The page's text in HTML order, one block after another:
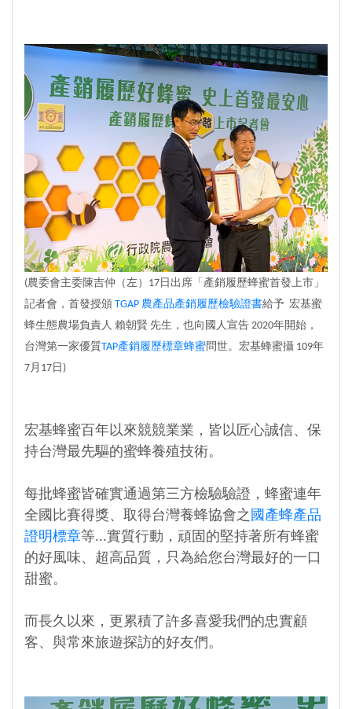
(農委會主委陳吉仲（左）17日出席「產銷履歷蜂蜜首發上市」
記者會，首發授頒 TGAP 農產品產銷履歷檢驗證書給予 宏基蜜
蜂生態農場負責人 賴朝賢 先生，也向國人宣告 2020年開始，
台灣第一家優質TAP產銷履歷標章蜂蜜問世。宏基蜂蜜攝 109年
7月17日)
宏基蜂蜜百年以來競競業業，皆以匠心誠信、保
持台灣最先驅的蜜蜂養殖技術。
每批蜂蜜皆確實通過第三方檢驗驗證，蜂蜜連年
全國比賽得獎、取得台灣養蜂協會之 國產蜂產品
證明標章等...實質行動，頑固的堅持著所有蜂蜜
的好風味、超高品質，只為給您台灣最好的一口
甜蜜。
而長久以來，更累積了許多喜愛我們的忠實顧
客、與常來旅遊探訪的好友們。